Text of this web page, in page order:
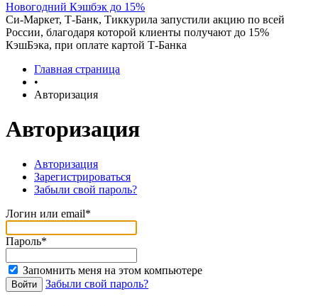
Новогодний Кэшбэк до 15%
Си-Маркет, Т-Банк, Тиккурила запустили акцию по всей
России, благодаря которой клиенты получают до 15%
КэшБэка, при оплате картой Т-Банка
Главная страница
•
Авторизация
Авторизация
Авторизация
Зарегистрироваться
Забыли свой пароль?
Логин или email*
Пароль*
Запомнить меня на этом компьютере
Забыли свой пароль?